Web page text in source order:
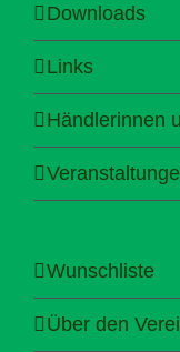
Downloads
Links
Händlerinnen
Wunschliste
Über den